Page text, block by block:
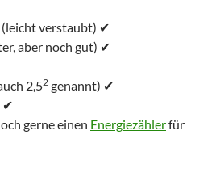
(leicht verstaubt) ✔
aber noch gut) ✔
2,52 genannt) ✔
✔
gerne einen Energiezählerfür